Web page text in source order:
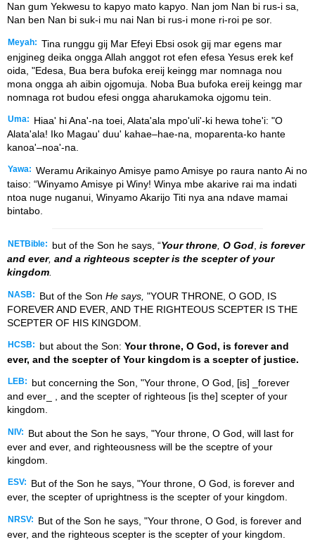
Nan gum Yekwesu to kapyo mato kapyo. Nan jom Nan bi rus-i sa,
Nan ben Nan bi suk-i mu nai Nan bi rus-i mone ri-roi pe sor.
Meyah: Tina runggu gij Mar Efeyi Ebsi osok gij mar egens mar
enjgineg deika ongga Allah anggot rot efen efesa Yesus erek kef
oida, "Edesa, Bua bera bufoka ereij keingg mar nomnaga nou
mona ongga ah aibin ojgomuja. Noba Bua bufoka ereij keingg mar
nomnaga rot budou efesi ongga aharukamoka ojgomu tein.
Uma:
Hiaa' hi Ana'-na toei, Alata'ala mpo'uli'-ki hewa tohe'i: "O
Alata'ala! Iko Magau' duu' kahae–hae-na, moparenta-ko hante
kanoa'–noa'-na.
Yawa: Weramu Arikainyo Amisye pamo Amisye po raura nanto Ai no
taiso: “Winyamo Amisye pi Winy! Winya mbe akarive rai ma indati
ntoa nuge nuganui, Winyamo Akarijo Titi nya ana ndave mamai
bintabo.
NETBible: but of the Son he says, “Your throne O God is forever
and ever, and a righteous scepter is the scepter of your
kingdom
NASB: But of the Son He says, "YOUR THRONE, O GOD, IS
FOREVER AND EVER, AND THE RIGHTEOUS SCEPTER IS THE
SCEPTER OF HIS KINGDOM.
HCSB: but about the Son: Your throne, O God, is forever and
ever, and the scepter of Your kingdom is a scepter of justice.
LEB:
but concerning the Son, "Your throne, O God, [is] _forever
and ever_ , and the scepter of righteous [is the] scepter of your
kingdom.
NIV:
But about the Son he says, "Your throne, O God, will last for
ever and ever, and righteousness will be the sceptre of your
kingdom.
ESV:
But of the Son he says, "Your throne, O God, is forever and
ever, the scepter of uprightness is the scepter of your kingdom.
NRSV:
But of the Son he says, "Your throne, O God, is forever and
ever, and the righteous scepter is the scepter of your kingdom.